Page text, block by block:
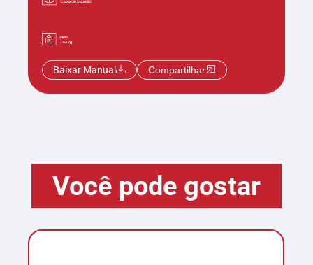
Baixar Manual Compartilhar
Você pode gostar